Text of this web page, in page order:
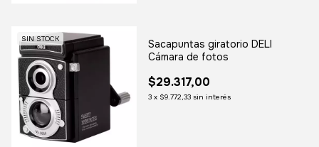
SIN STOCK
Sacapuntas giratorio DELI
Cámara de fotos
$29.317,00
3 x $9.772,33 sin interés